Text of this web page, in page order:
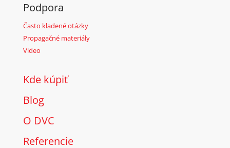
Podpora
Často kladené otázky
Propagačné materiály
Video
Kde kúpiť
Blog
O DVC
Referencie